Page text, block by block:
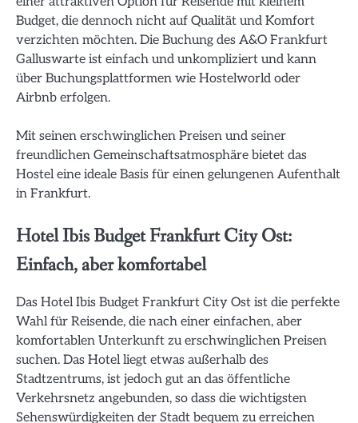
Budget, die dennoch nicht auf Qualität und Komfort
verzichten möchten. Die Buchung des A&O Frankfurt
Galluswarte ist einfach und unkompliziert und kann
über Buchungsplattformen wie Hostelworld oder
Airbnb erfolgen.
Mit seinen erschwinglichen Preisen und seiner
freundlichen Gemeinschaftsatmosphäre bietet das
Hostel eine ideale Basis für einen gelungenen Aufenthalt
in Frankfurt.
Hotel Ibis Budget Frankfurt City Ost:
Einfach, aber komfortabel
Das Hotel Ibis Budget Frankfurt City Ost ist die perfekte
Wahl für Reisende, die nach einer einfachen, aber
komfortablen Unterkunft zu erschwinglichen Preisen
suchen. Das Hotel liegt etwas außerhalb des
Stadtzentrums, ist jedoch gut an das öffentliche
Verkehrsnetz angebunden, so dass die wichtigsten
Sehenswürdigkeiten der Stadt bequem zu erreichen